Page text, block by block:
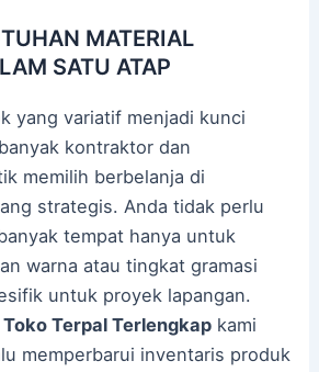
MATERIAL
SATU ATAP
yang variatif menjadi kunci
kontraktor dan
memilih berbelanja di
strategis. Anda tidak perlu
tempat hanya untuk
warna atau tingkat gramasi
untuk proyek lapangan.
Toko Terpal Terlengkap kami
memperbarui inventaris produk